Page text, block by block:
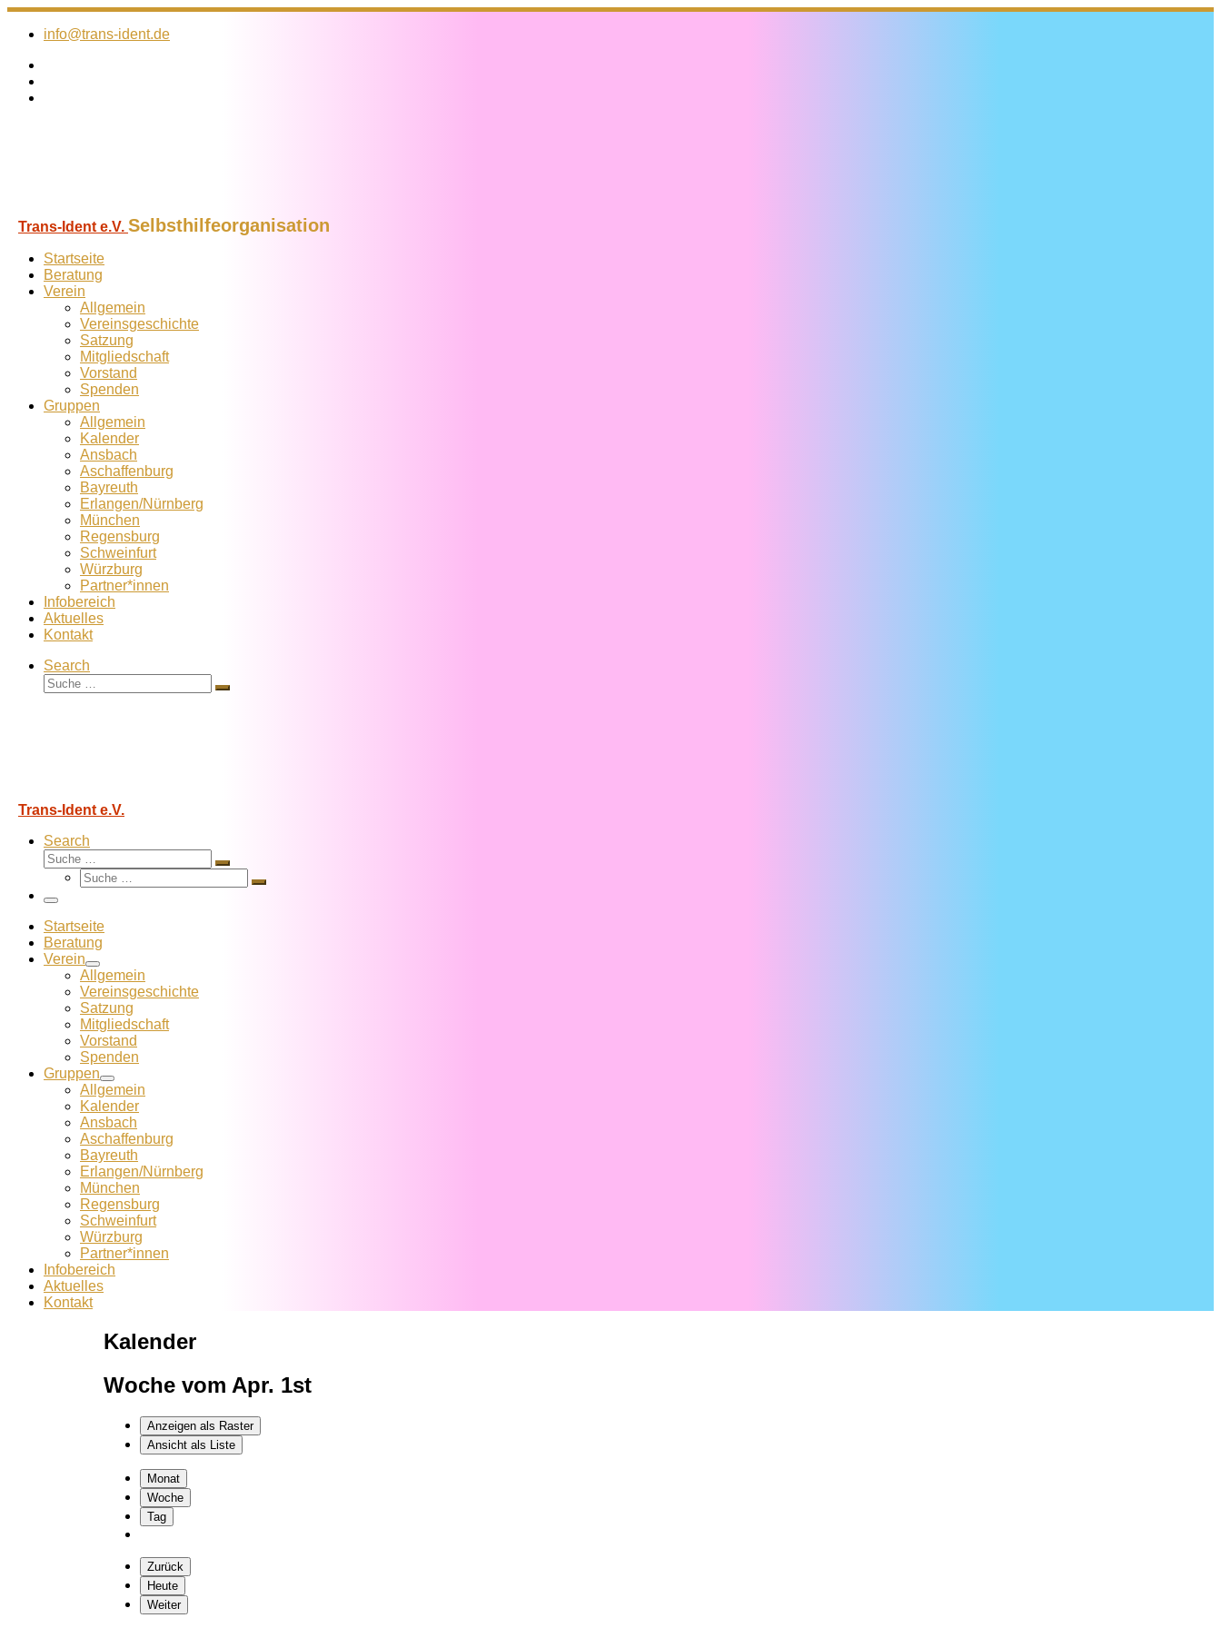
Zum
Inhalt
info@trans-ident.de
Trans-Ident e.V. Selbsthilfeorganisation
Startseite
Beratung
Verein
Allgemein
Vereins­geschichte
Satzung
Mitglied­schaft
Vorstand
Spenden
Gruppen
Allgemein
Kalender
Ansbach
Aschaffenburg
Bayreuth
Erlangen/Nürnberg
München
Regensburg
Schweinfurt
Würzburg
Partner*innen
Infobereich
Aktuelles
Kontakt
Search
Suche
Suche
Trans-Ident e.V.
Search
Suche
Suche
Suche
Suche
Menü
Startseite
Beratung
Verein
Allgemein
Vereins­geschichte
Satzung
Mitglied­schaft
Vorstand
Spenden
Gruppen
Allgemein
Kalender
Ansbach
Aschaffenburg
Bayreuth
Erlangen/Nürnberg
München
Regensburg
Schweinfurt
Würzburg
Partner*innen
Infobereich
Aktuelles
Kontakt
Kalender
Woche vom Apr. 1st
Anzeigen als Raster
Ansicht als Liste
Monat
Woche
Tag
Zurück
Heute
Weiter